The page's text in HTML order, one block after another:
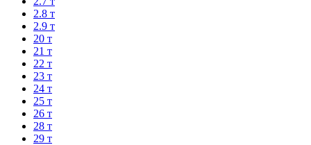
2.8 т
2.9 т
20 т
21 т
22 т
23 т
24 т
25 т
26 т
28 т
29 т